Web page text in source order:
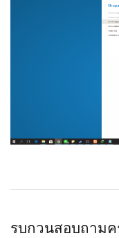
รบกวนสอบถาม